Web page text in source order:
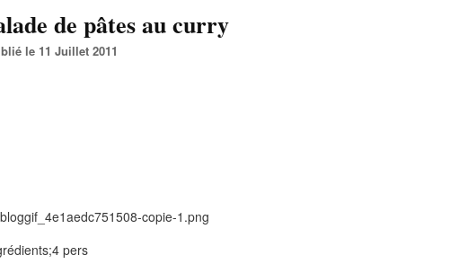
de pâtes au curry
le 11 Juillet 2011
pers